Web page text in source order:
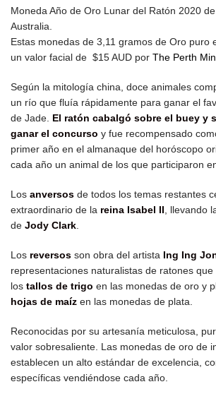
Moneda Año de Oro Lunar del Ratón 2020
Australia.
Estas monedas de 3,11 gramos de Oro puro
un valor facial de $15 AUD por The Perth
Según la mitología china, doce animales
un río que fluía rápidamente para ganar el
de Jade. El ratón cabalgó sobre el buey y
ganar el concurso y fue recompensado
primer año en el almanaque del horóscopo
cada año un animal de los que participaron
Los anversos de todos los temas restantes
extraordinario de la reina Isabel II, llevando
de Jody Clark.
Los reversos son obra del artista Ing Ing
representaciones naturalistas de ratones
los tallos de trigo en las monedas de oro y
hojas de maíz en las monedas de plata.
Reconocidas por su artesanía meticulosa,
valor sobresaliente. Las monedas de oro de
establecen un alto estándar de excelencia,
específicas vendiéndose cada año.